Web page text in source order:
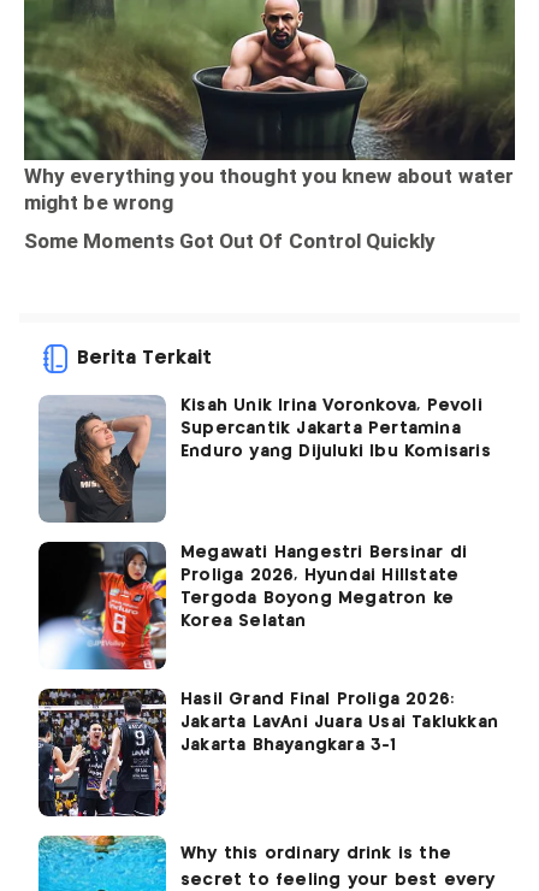
Berita Terkait
Kisah Unik Irina Voronkova, Pevoli
Supercantik Jakarta Pertamina
Enduro yang Dijuluki Ibu Komisaris
Megawati Hangestri Bersinar di
Proliga 2026, Hyundai Hillstate
Tergoda Boyong Megatron ke
Korea Selatan
Hasil Grand Final Proliga 2026:
Jakarta LavAni Juara Usai Taklukkan
Jakarta Bhayangkara 3-1